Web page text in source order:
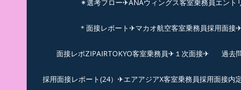
✴︎選考フロー✈︎ANAウィングス客室乗務員エント
＊面接レポート✈マカオ航空客室乗務員採用面接
面接レポZIPAIRTOKYO客室乗務員✈１次面接✈ 過去
採用面接レポート(24）✈エアアジアX客室乗務員採用面接内